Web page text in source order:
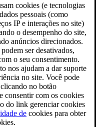
cookies (e tecnologias
pessoais (como
IP e interações no site)
o desempenho do site,
anúncios direcionados.
ser desativados,
o seu consentimento.
nos ajudam a dar suporte
no site. Você pode
no botão
consentir com os cookies
do link gerenciar cookies
de cookies para obter